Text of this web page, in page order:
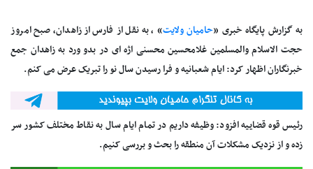
به گزارش پایگاه خبری «حامیان ولایت» ، به نقل از فارس از زاهدان، صبح امروز
حجت الاسلام والمسلمین غلامحسین محسنی اژه ای در بدو ورد به زاهدان جمع
خبرنگاران اظهار کرد: ایام شعبانیه و فرا رسیدن سال نو را تبریک عرض می کنم.
رئیس قوه قضاییه افزود: وظیفه داریم در تمام ایام سال به نقاط مختلف کشور سر
زده و از نزدیک مشکلات آن منطقه را بحث و بررسی کنیم.